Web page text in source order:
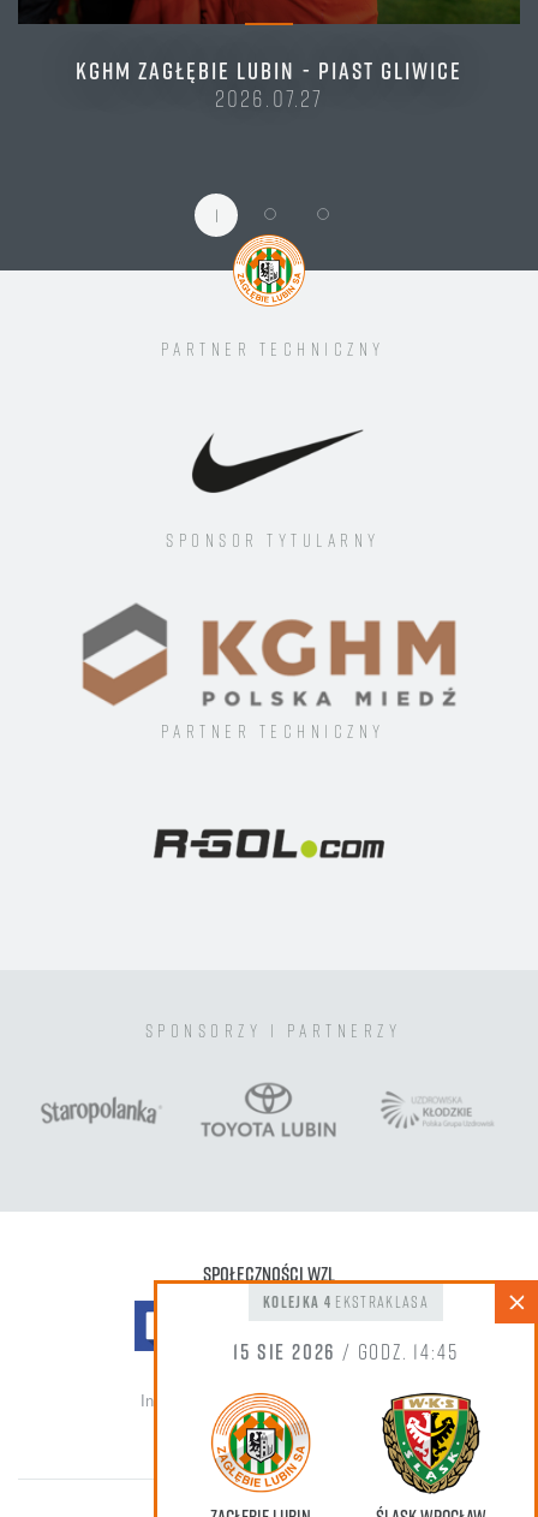
KGHM ZAGŁĘBIE LUBIN - PIAST GLIWICE
2026.07.27
1
Partner techniczny
Sponsor tytularny
Partner techniczny
sponsorzy i partnerzy
Społeczności WZL
Informacja do zdjęć oraz nagrań wideo
kolejka 4 Ekstraklasa
15 sie 2026/ godz. 14:45